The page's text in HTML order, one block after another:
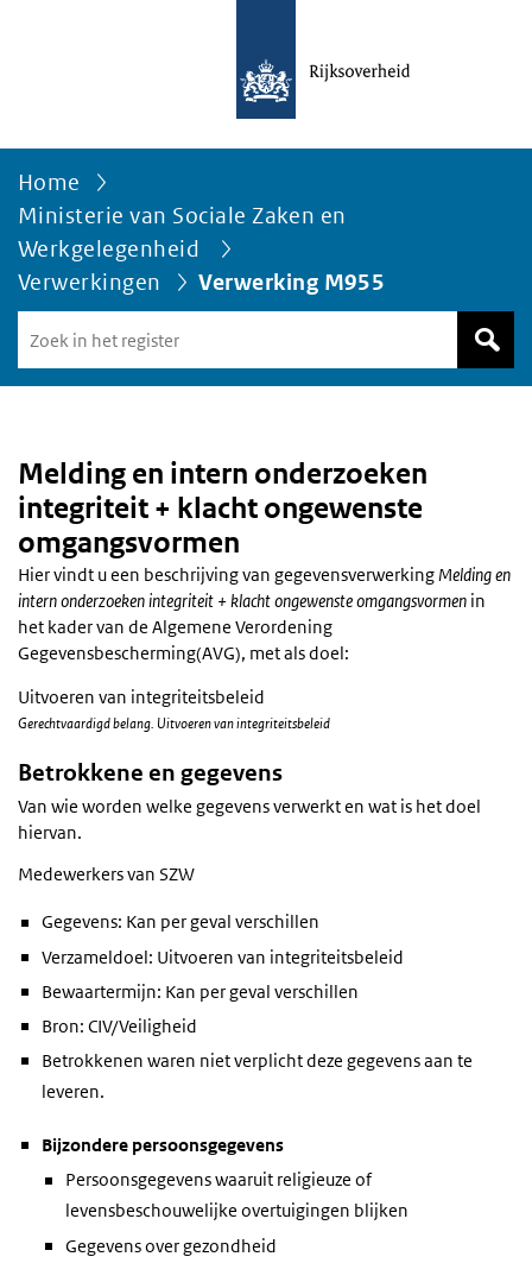
Home
Ministerie van Sociale Zaken en
Werkgelegenheid
Verwerkingen
Verwerking M955
in
het
Melding en intern onderzoeken
integriteit + klacht ongewenste
omgangsvormen
Hier vindt u een beschrijving van gegevensverwerkingMelding en
intern onderzoeken integriteit + klacht ongewenste omgangsvormen in
het kader van de Algemene Verordening
Gegevensbescherming(AVG), met als doel:
Uitvoeren van integriteitsbeleid
Gerechtvaardigd belang. Uitvoeren van integriteitsbeleid
Betrokkene en gegevens
Van wie worden welke gegevens verwerkt en wat is het doel
hiervan.
Medewerkers van SZW
Gegevens: Kan per geval verschillen
Verzameldoel: Uitvoeren van integriteitsbeleid
Bewaartermijn: Kan per geval verschillen
Bron: CIV/Veiligheid
Betrokkenen waren niet verplicht deze gegevens aan te
leveren.
Bijzondere persoonsgegevens
Persoonsgegevens waaruit religieuze of
levensbeschouwelijke overtuigingen blijken
Gegevens over gezondheid